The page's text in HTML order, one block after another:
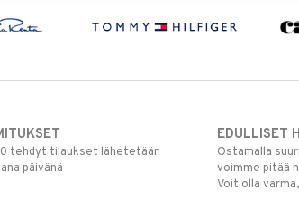
tehdyt tilaukset lähetetään
päivänä
EDULLISET
Ostamalla
voimme pitää
Voit olla